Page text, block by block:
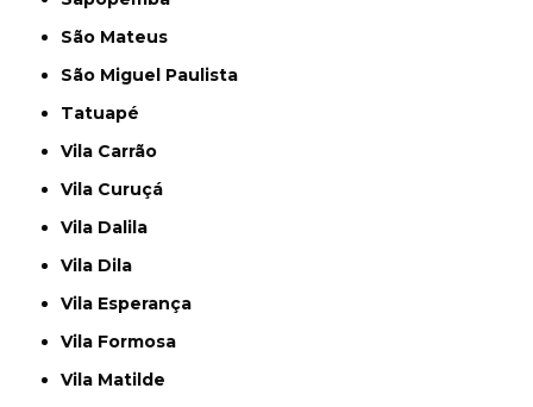
São Mateus
São Miguel Paulista
Tatuapé
Vila Carrão
Vila Curuçá
Vila Dalila
Vila Dila
Vila Esperança
Vila Formosa
Vila Matilde